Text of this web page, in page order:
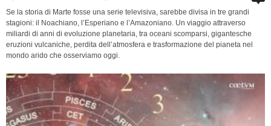
Se la storia di Marte fosse una serie televisiva, sarebbe divisa in tre grandi
stagioni: il Noachiano, l’Esperiano e l’Amazoniano. Un viaggio attraverso
miliardi di anni di evoluzione planetaria, tra oceani scomparsi, gigantesche
eruzioni vulcaniche, perdita dell’atmosfera e trasformazione del pianeta nel
mondo arido che osserviamo oggi.